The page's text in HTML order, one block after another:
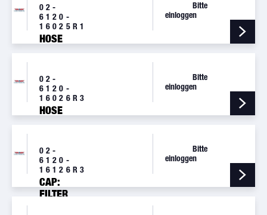
02-
6120-
16025R1
HOSE
Bitte
einloggen
02-
6120-
16026R3
HOSE
Bitte
einloggen
02-
6120-
16126R3
CAP:
FILTER
Bitte
einloggen